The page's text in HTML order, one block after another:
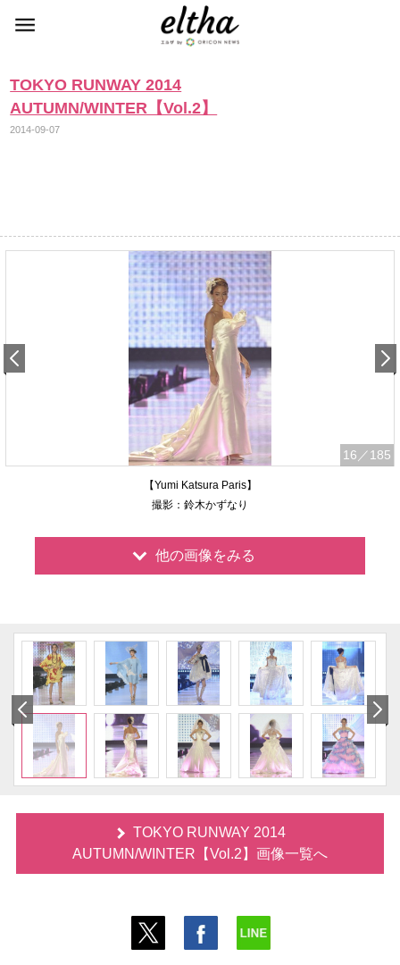
TOKYO RUNWAY 2014
AUTUMN/WINTER【Vol.2】
2014-09-07
16 ／185
【Yumi Katsura Paris】
撮影：鈴木かずなり
他の画像をみる
TOKYO RUNWAY 2014
AUTUMN/WINTER【Vol.2】画像一覧へ